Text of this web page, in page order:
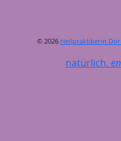
© 2026 Heilpraktikerin
natürlich.